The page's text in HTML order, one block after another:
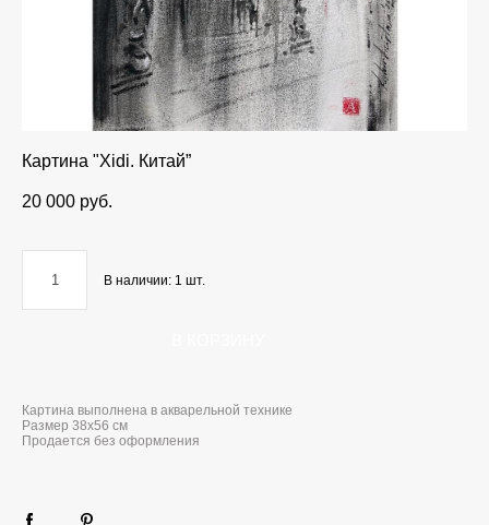
Картина "Xidi. Китай”
20 000 pуб.
В наличии: 1 шт.
Картина выполнена в акварельной технике
Размер 38x56 см
Продается без оформления